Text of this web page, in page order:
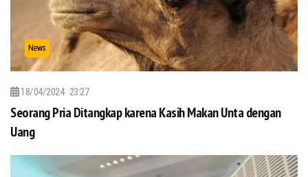
News
18/04/2024 23:27
Seorang Pria Ditangkap karena Kasih Makan Unta dengan
Uang